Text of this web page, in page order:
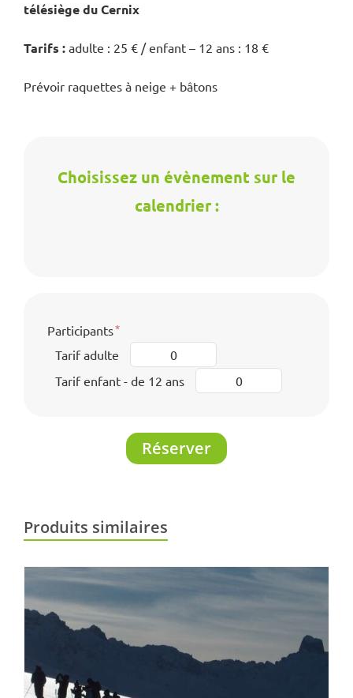
télésiège du Cernix
Tarifs : adulte : 25 € / enfant – 12 ans : 18 €
Prévoir raquettes à neige + bâtons
Choisissez un évènement sur le
calendrier :
Participants
Tarif adulte
Tarif enfant - de 12 ans
Réserver
Produits similaires